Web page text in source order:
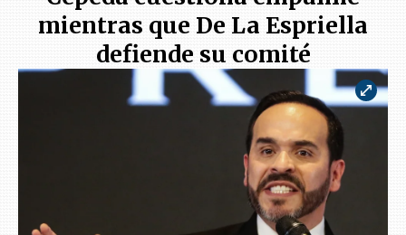
mientras que De La Espriella
defiende su comité